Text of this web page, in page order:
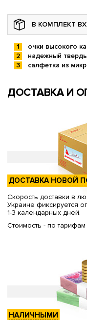
В КОМПЛЕКТ
очки высокого
надежный
салфетка из
ДОСТАВКА И
ДОСТАВКА НОВОЙ
Скорость доставки в
Украине фиксируется
1-3 календарных дней.
Стоимость - по
НАЛИЧНЫМИ